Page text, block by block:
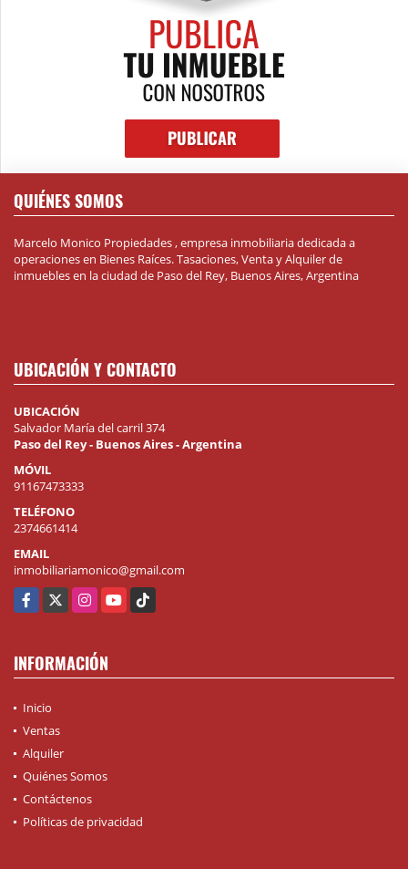
QUIÉNES SOMOS
Marcelo Monico Propiedades , empresa inmobiliaria dedicada a
operaciones en Bienes Raíces. Tasaciones, Venta y Alquiler de
inmuebles en la ciudad de Paso del Rey, Buenos Aires, Argentina
UBICACIÓN Y CONTACTO
UBICACIÓN
Salvador María del carril 374
Paso del Rey - Buenos Aires - Argentina
MÓVIL
91167473333
TELÉFONO
2374661414
EMAIL
inmobiliariamonico@gmail.com
Facebook
X InstagramYouTube
TikTok
INFORMACIÓN
Inicio
Ventas
Alquiler
Quiénes Somos
Contáctenos
Políticas de privacidad